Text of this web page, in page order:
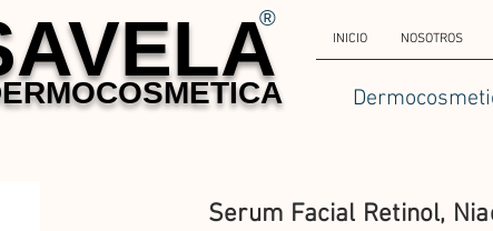
®
INICIO NOSOTROS
Serum Facial Retinol,